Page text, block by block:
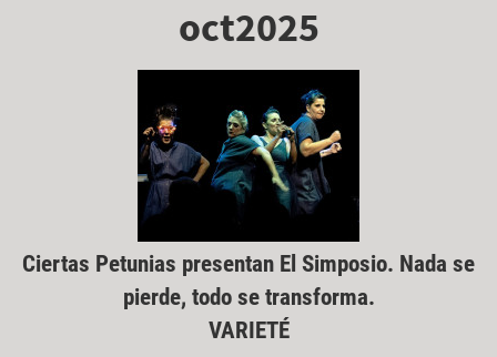
oct2025
Ciertas Petunias presentan El Simposio. Nada se
pierde, todo se transforma.
VARIETÉ